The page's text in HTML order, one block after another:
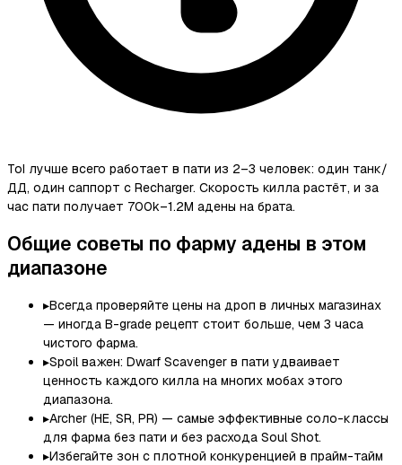
ToI лучше всего работает в пати из 2–3 человек: один танк/
ДД, один саппорт с Recharger. Скорость килла растёт, и за
час пати получает 700k–1.2M адены на брата.
Общие советы по фарму адены в этом
диапазоне
▸Всегда проверяйте цены на дроп в личных магазинах
— иногда B-grade рецепт стоит больше, чем 3 часа
чистого фарма.
▸Spoil важен: Dwarf Scavenger в пати удваивает
ценность каждого килла на многих мобах этого
диапазона.
▸Archer (HE, SR, PR) — самые эффективные соло-классы
для фарма без пати и без расхода Soul Shot.
▸Избегайте зон с плотной конкуренцией в прайм-тайм